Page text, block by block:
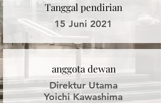
Tanggal pendirian
15 Juni 2021
anggota dewan
Direktur Utama
Yoichi Kawashima